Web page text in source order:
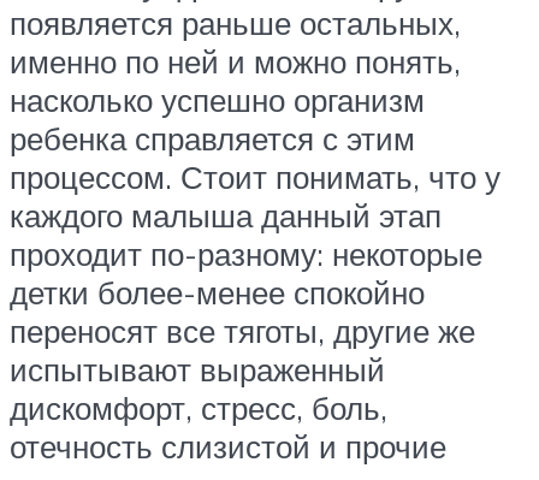
появляется раньше остальных,
именно по ней и можно понять,
насколько успешно организм
ребенка справляется с этим
процессом. Стоит понимать, что у
каждого малыша данный этап
проходит по-разному: некоторые
детки более-менее спокойно
переносят все тяготы, другие же
испытывают выраженный
дискомфорт, стресс, боль,
отечность слизистой и прочие